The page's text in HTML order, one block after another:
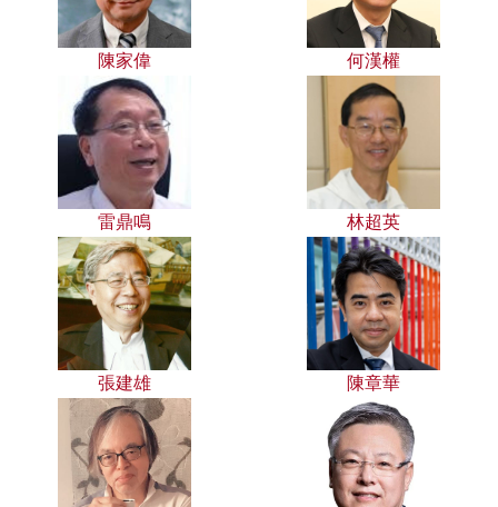
陳家偉 何漢權
雷鼎鳴 林超英
張建雄 陳章華